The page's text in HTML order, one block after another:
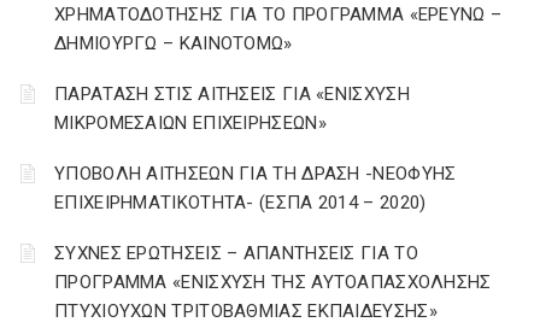
ΧΡΗΜΑΤΟΔΟΤΗΣΗΣ ΓΙΑ ΤΟ ΠΡΟΓΡΑΜΜΑ «ΕΡΕΥΝΩ –
ΔΗΜΙΟΥΡΓΩ – ΚΑΙΝΟΤΟΜΩ»
ΠΑΡΑΤΑΣΗ ΣΤΙΣ ΑΙΤΗΣΕΙΣ ΓΙΑ «ΕΝΙΣΧΥΣΗ
ΜΙΚΡΟΜΕΣΑΙΩΝ ΕΠΙΧΕΙΡΗΣΕΩΝ»
ΥΠΟΒΟΛΗ ΑΙΤΗΣΕΩΝ ΓΙΑ ΤΗ ΔΡΑΣΗ -ΝΕΟΦΥΗΣ
ΕΠΙΧΕΙΡΗΜΑΤΙΚΟΤΗΤΑ- (ΕΣΠΑ 2014 – 2020)
ΣΥΧΝΕΣ ΕΡΩΤΗΣΕΙΣ – ΑΠΑΝΤΗΣΕΙΣ ΓΙΑ ΤΟ
ΠΡΟΓΡΑΜΜΑ «ΕΝΙΣΧΥΣΗ ΤΗΣ ΑΥΤΟΑΠΑΣΧΟΛΗΣΗΣ
ΠΤΥΧΙΟΥΧΩΝ ΤΡΙΤΟΒΑΘΜΙΑΣ ΕΚΠΑΙΔΕΥΣΗΣ»